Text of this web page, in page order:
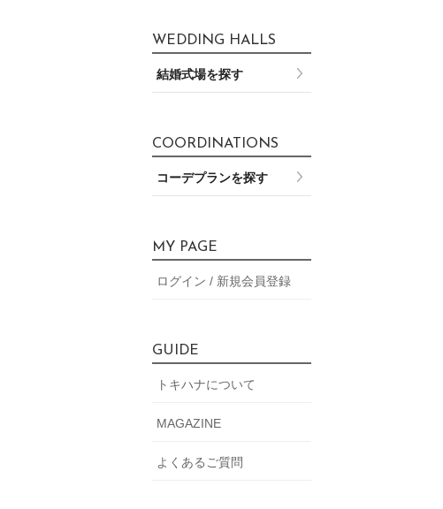
WEDDING HALLS
結婚式場を探す
COORDINATIONS
コーデプランを探す
MY PAGE
ログイン / 新規会員登録
GUIDE
トキハナについて
MAGAZINE
よくあるご質問